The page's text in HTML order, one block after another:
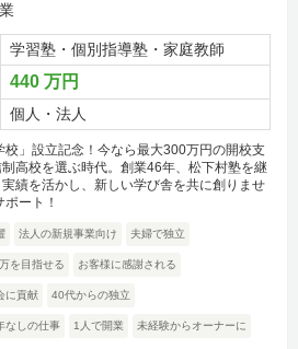
学習塾・個別指導塾・家庭教師
440 万円
個人・法人
」設立記念！今なら最大300万円の開校支
高校を選ぶ時代。創業46年、松下村塾を継
績を活かし、新しい学び舎を共に創りませ
ート！
法人の新規事業向け 夫婦で独立
を目指せる お客様に感謝される
に貢献 40代からの独立
なしの仕事 1人で開業 未経験からオーナーに